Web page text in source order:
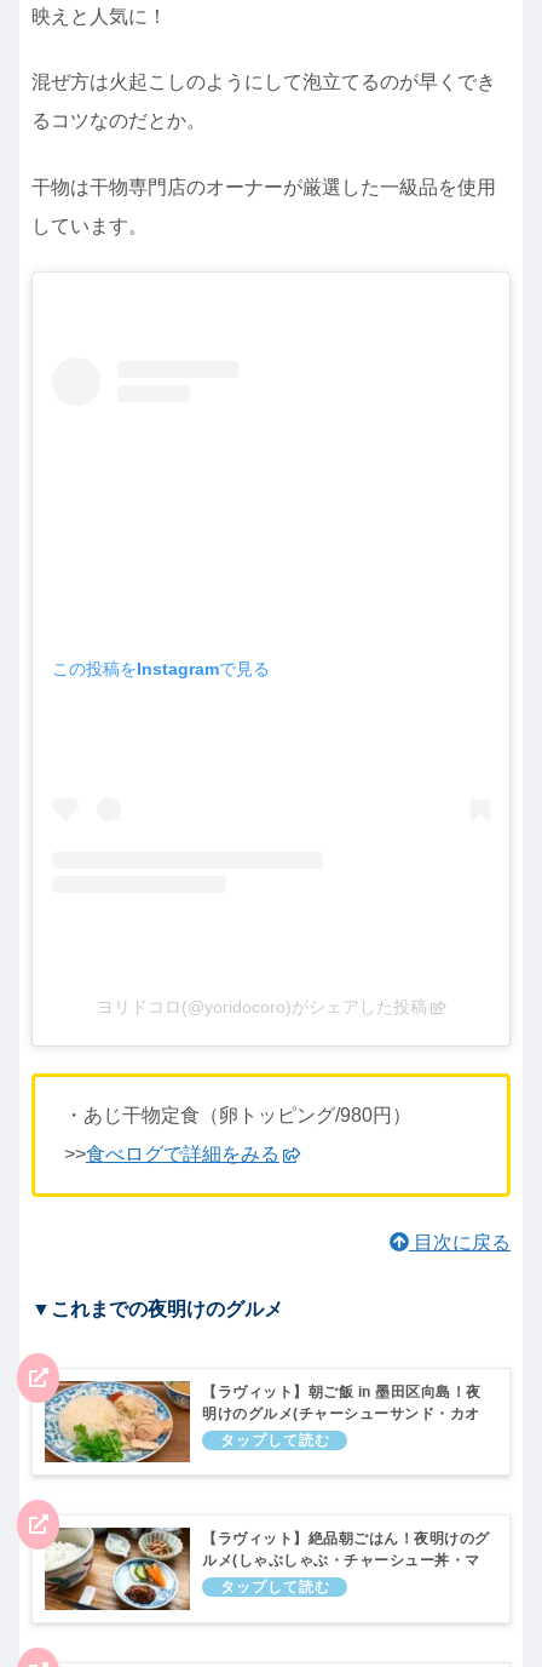
映えと人気に！
混ぜ方は火起こしのようにして泡立てるのが早くでき
るコツなのだとか。
干物は干物専門店のオーナーが厳選した一級品を使用
しています。
この投稿をInstagramで見る
ヨリドコロ(@yoridocoro)がシェアした投稿
・あじ干物定食（卵トッピング/980円）
>>食べログで詳細をみる
目次に戻る
▼これまでの夜明けのグルメ
【ラヴィット】朝ご飯 in 墨田区向島！夜
明けのグルメ(チャーシューサンド・カオ
マンガイ・カレーライスなど)ラビット！6
【ラヴィット】絶品朝ごはん！夜明けのグ
ルメ(しゃぶしゃぶ・チャーシュー丼・マ
レーシアのラーメンなど)ラビット！2月4